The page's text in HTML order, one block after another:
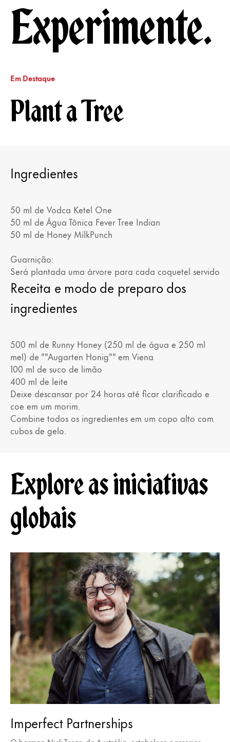
Experimente.
Em Destaque
Plant a Tree
Ingredientes
50 ml de Vodca Ketel One
50 ml de Água Tônica Fever Tree Indian
50 ml de Honey MilkPunch
Guarnição:
Será plantada uma árvore para cada coquetel servido
Receita e modo de preparo dos
ingredientes
500 ml de Runny Honey (250 ml de água e 250 ml
mel) de ""Augarten Honig"" em Viena
100 ml de suco de limão
400 ml de leite
Deixe descansar por 24 horas até ficar clarificado e
coe em um morim.
Combine todos os ingredientes em um copo alto com
cubos de gelo.
Explore as iniciativas
globais
Imperfect Partnerships